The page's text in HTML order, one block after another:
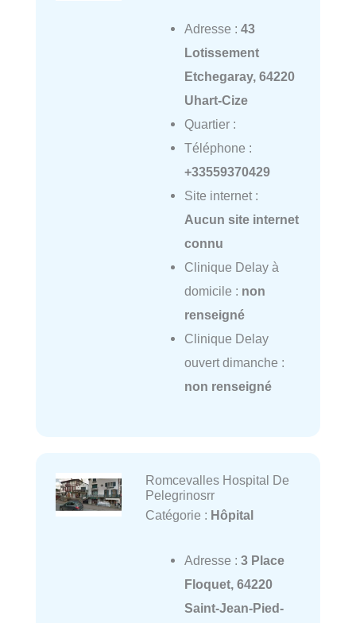
Adresse : 43
Lotissement
Etchegaray, 64220
Uhart-Cize
Quartier :
Téléphone :
+33559370429
Site internet :
Aucun site internet
connu
Clinique Delay à
domicile : non
renseigné
Clinique Delay
ouvert dimanche :
non renseigné
Romcevalles Hospital De
Pelegrinosrr
Catégorie : Hôpital
Adresse : 3 Place
Floquet, 64220
Saint-Jean-Pied-